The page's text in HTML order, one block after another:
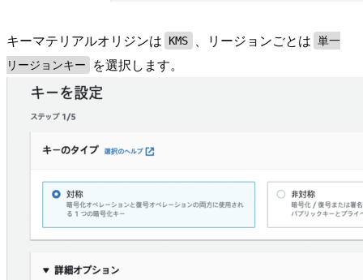
キーマテリアルオリジンは KMS 、リージョンごとは 単一
リージョンキー
を選択します。